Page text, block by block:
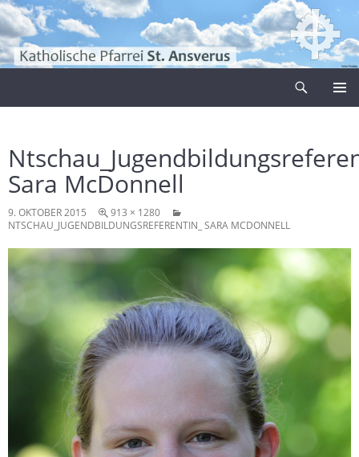
Zum
Inhalt
springen
Sara McDonnell
9. OKTOBER 2015
913 × 1280
NTSCHAU_JUGENDBILDUNGSREFERENTIN_ SARA MCDONNELL